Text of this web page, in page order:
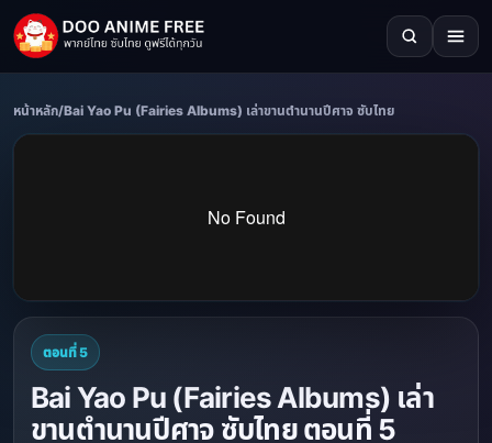
หน้าหลัก/Bai Yao Pu (Fairies Albums) เล่าขานตำนานปีศาจ ซับไทย
ตอนที่ 5
Bai Yao Pu (Fairies Albums) เล่า
ขานตำนานปีศาจ ซับไทย ตอนที่ 5